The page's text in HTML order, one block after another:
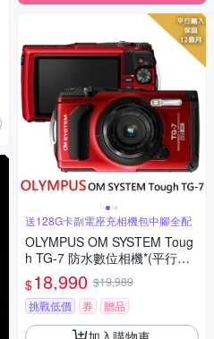
送128G卡副電座充相機包中腳全配
OLYMPUS OM SYSTEM Toug
h TG-7 防水數位相機*(平行輸
入)-紅
$18,990 $19,989
挑戰低價
券 贈品